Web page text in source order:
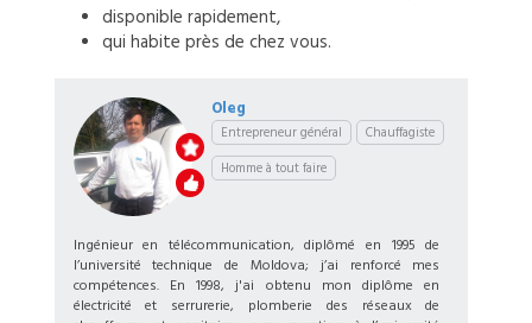
disponible rapidement,
qui habite près de chez vous.
Oleg
Entrepreneur général
Chauffagiste
Homme à tout faire
Ingénieur en télécommunication, diplômé en 1995 de
l’université technique de Moldova; j’ai renforcé mes
compétences. En 1998, j'ai obtenu mon diplôme en
électricité et serrurerie, plomberie des réseaux de